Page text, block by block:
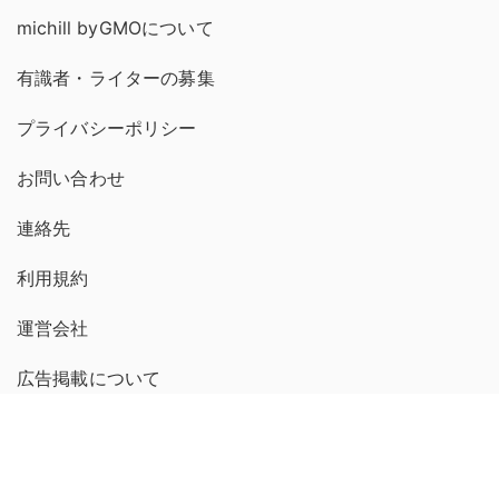
michill byGMOについて
有識者・ライターの募集
プライバシーポリシー
お問い合わせ
連絡先
利用規約
運営会社
広告掲載について